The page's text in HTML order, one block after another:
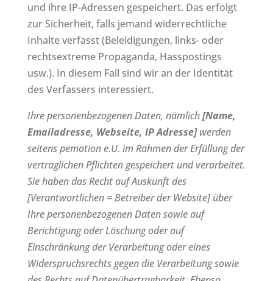
und ihre IP-Adressen gespeichert. Das erfolgt
zur Sicherheit, falls jemand widerrechtliche
Inhalte verfasst (Beleidigungen, links- oder
rechtsextreme Propaganda, Hasspostings
usw.). In diesem Fall sind wir an der Identität
des Verfassers interessiert.
Ihre personenbezogenen Daten, nämlich[Name,
Emailadresse, Webseite, IP Adresse]werden
seitens pemotion e.U. im Rahmen der Erfüllung der
vertraglichen Pflichten gespeichert und verarbeitet.
Sie haben das Recht auf Auskunft des
[Verantwortlichen = Betreiber der Website] über
Ihre personenbezogenen Daten sowie auf
Berichtigung oder Löschung oder auf
Einschränkung der Verarbeitung oder eines
Widerspruchsrechts gegen die Verarbeitung sowie